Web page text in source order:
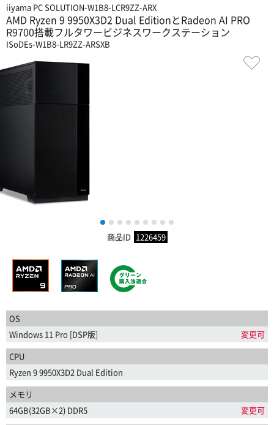
iiyama PC SOLUTION-W1B8-LCR9ZZ-ARX
AMD Ryzen 9 9950X3D2 Dual EditionとRadeon AI PRO
R9700搭載フルタワービジネスワークステーション
ISoDEs-W1B8-LR9ZZ-ARSXB
1 2 3 4 5 6 7 8
商品ID 1226459
OS
Windows 11 Pro [DSP版]
変更可
CPU
Ryzen 9 9950X3D2 Dual Edition
メモリ
64GB(32GB×2) DDR5
変更可